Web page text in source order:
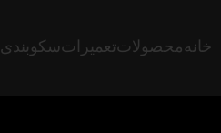
خانه محصولاتتعمیراتسکوبندی